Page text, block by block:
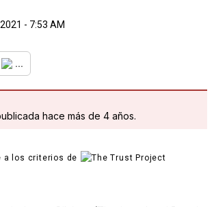
- 7:53 AM
...
hace más de 4 años.
a los criterios de